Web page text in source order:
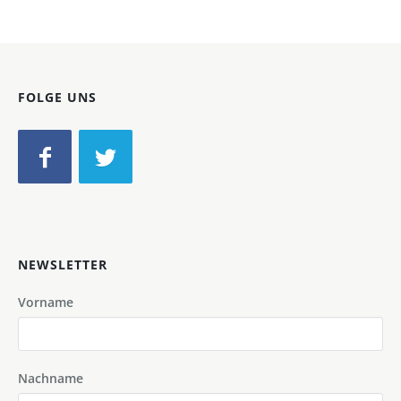
FOLGE UNS
NEWSLETTER
Vorname
Nachname